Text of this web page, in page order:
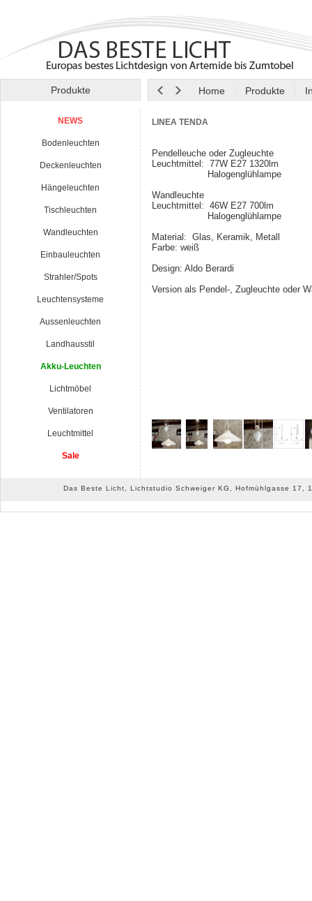
Produkte Home Produkte
NEWS
Bodenleuchten
Deckenleuchten
Hängeleuchten
Tischleuchten
Wandleuchten
Einbauleuchten
Strahler/Spots
Leuchtensysteme
Aussenleuchten
Landhausstil
Akku-Leuchten
Lichtmöbel
Ventilatoren
Leuchtmittel
Sale
LINEA TENDA
Pendelleuche oder Zugleuchte
Leuchtmittel: 77W E27 1320lm
Halogenglühlampe
Wandleuchte
Leuchtmittel: 46W E27 700lm
Halogenglühlampe
Material: Glas, Keramik, Metall
Farbe: weiß
Design: Aldo Berardi
Version als Pendel-, Zugleuchte oder
Das Beste Licht, Lichtstudio Schweiger KG, Hofmühlgasse